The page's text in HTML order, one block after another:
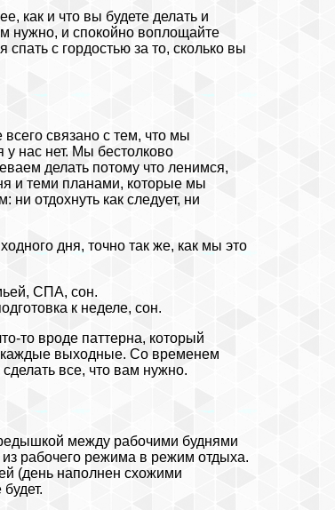
как и что вы будете делать и
нужно, и спокойно воплощайте
с гордостью за то, сколько вы
связано с тем, что мы
нас нет. Мы бестолково
делать потому что ленимся,
и теми планами, которые мы
отдохнуть как следует, ни
дня, точно так же, как мы это
СПА, сон.
к неделе, сон.
то вроде паттерна, который
каждые выходные. Со временем
все, что вам нужно.
между рабочими буднями
из рабочего режима в режим отдыха.
(день наполнен схожими